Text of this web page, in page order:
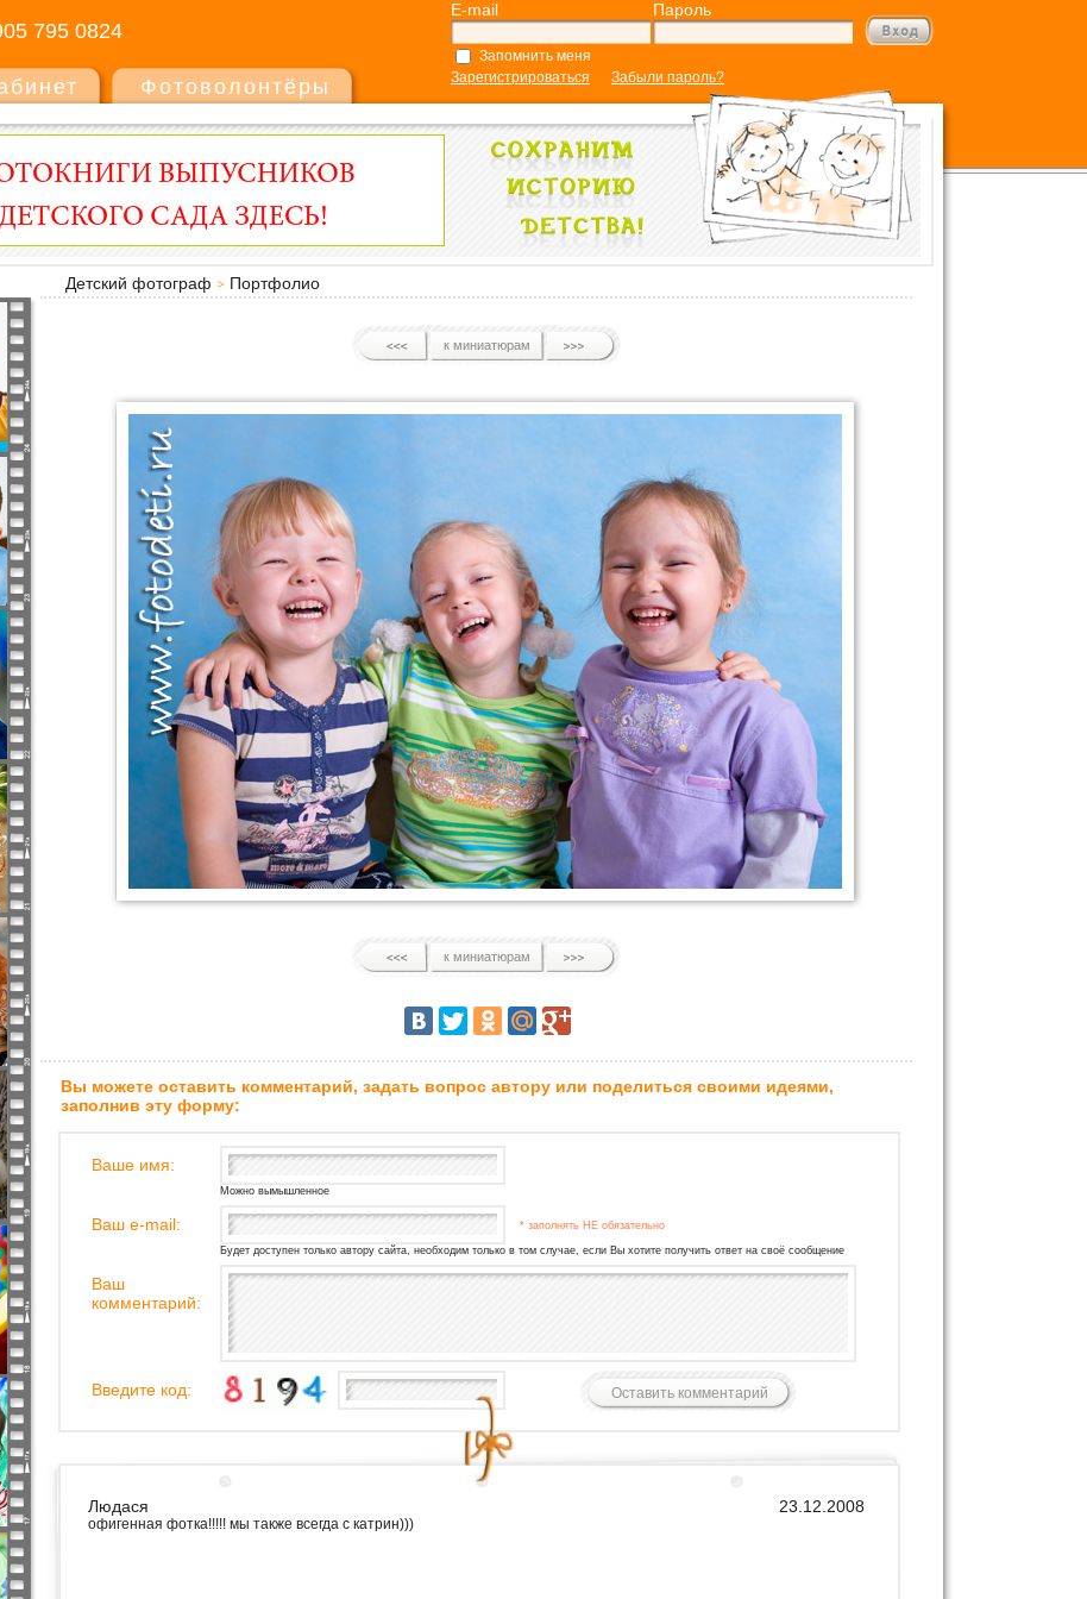
795 0824
E-mail Пароль
Запомнить меня
Зарегистрироваться
Забыли пароль?
Фотоволонтёры
Детский фотограф
Портфолио
к миниатюрам
к миниатюрам
Вы можете оставить комментарий, задать вопрос автору или поделиться своими идеями,
заполнив эту форму:
Ваше имя:
Можно вымышленное
Ваш e-mail: * заполнять НЕ обязательно
Будет доступен только автору сайта, необходим только в том случае, если Вы хотите получить ответ на своё сообщение
Ваш
комментарий:
Введите код:
23.12.2008
Людася
офигенная фотка!!!!! мы также всегда с катрин)))